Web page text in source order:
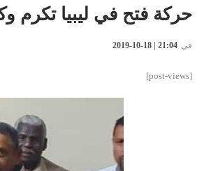
حركة فتح في ليبيا تكرم
في 21:04 | 18-10-2019
[post-views]